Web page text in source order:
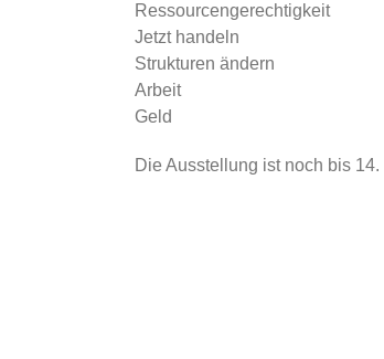
Ressourcengerechtigkeit
Jetzt handeln
Strukturen ändern
Arbeit
Geld
Die Ausstellung ist noch bis